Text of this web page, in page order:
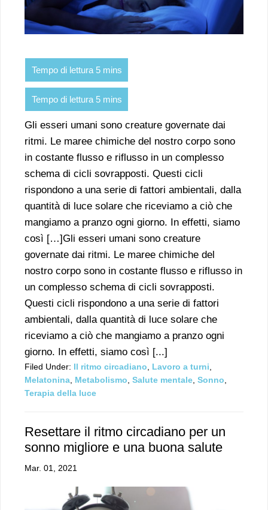
Gli esseri umani sono creature governate dai
ritmi. Le maree chimiche del nostro corpo sono
in costante flusso e riflusso in un complesso
schema di cicli sovrapposti. Questi cicli
rispondono a una serie di fattori ambientali, dalla
quantità di luce solare che riceviamo a ciò che
mangiamo a pranzo ogni giorno. In effetti, siamo
così […]Gli esseri umani sono creature
governate dai ritmi. Le maree chimiche del
nostro corpo sono in costante flusso e riflusso in
un complesso schema di cicli sovrapposti.
Questi cicli rispondono a una serie di fattori
ambientali, dalla quantità di luce solare che
riceviamo a ciò che mangiamo a pranzo ogni
giorno. In effetti, siamo così [...]
Filed Under: Il ritmo circadiano, Lavoro a turni,
Melatonina, Metabolismo, Salute mentale, Sonno,
Terapia della luce
Resettare il ritmo circadiano per un
sonno migliore e una buona salute
Mar. 01, 2021